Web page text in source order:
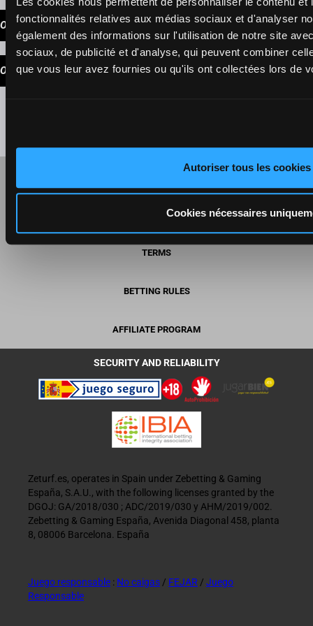
fonctionnalités relatives aux médias sociaux et d'analyser
également des informations sur l'utilisation de notre site
sociaux, de publicité et d'analyse, qui peuvent combiner
que vous leur avez fournies ou qu'ils ont collectées lors de
Autoriser tous les cookies
Cookies nécessaires
OUR TIPS
OUR CHOICE
SELF-EXCLUSION
TERMS
BETTING RULES
AFFILIATE PROGRAM
SECURITY AND RELIABILITY
Zeturf.es, operates in Spain under Zebetting & Gaming
España, S.A.U., with the following licenses granted by the
DGOJ: GA/2018/030 ; ADC/2019/030 y AHM/2019/002.
Zebetting & Gaming España, Avenida Diagonal 458, planta
8, 08006 Barcelona. España
Juego responsable : No caigas / FEJAR / Juego
Responsable